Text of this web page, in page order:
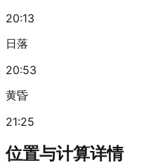
20:13
日落
20:53
黄昏
21:25
位置与计算详情